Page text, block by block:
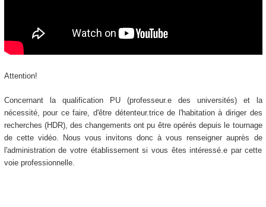
Attention!
Concernant la qualification PU (professeur.e des universités) et la
nécessité, pour ce faire, d'être détenteur.trice de l'habitation à diriger des
recherches (HDR), des changements ont pu être opérés depuis le tournage
de cette vidéo. Nous vous invitons donc à vous renseigner auprès de
l'administration de votre établissement si vous êtes intéressé.e par cette
voie professionnelle.